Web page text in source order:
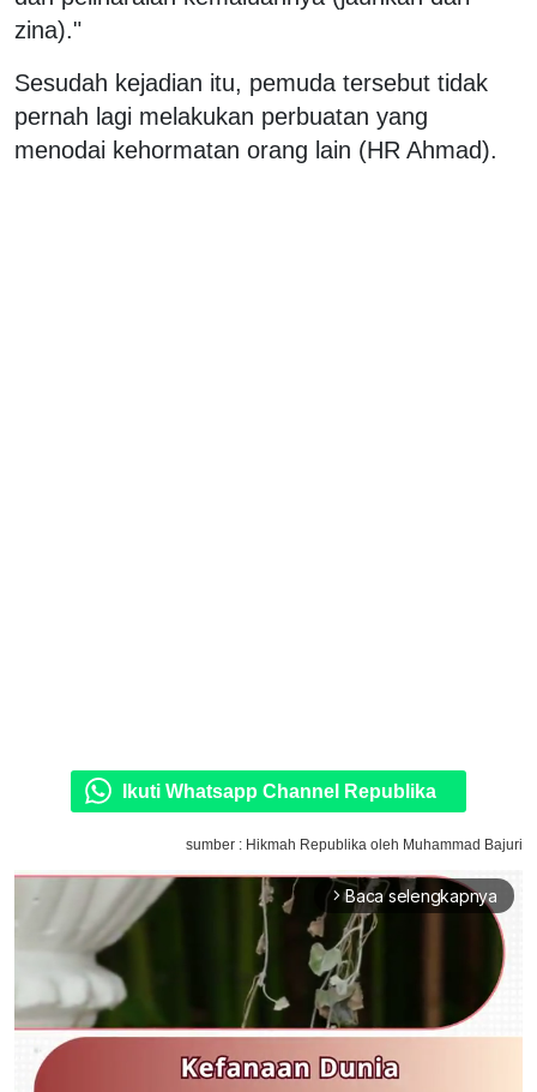
zina)."
Sesudah kejadian itu, pemuda tersebut tidak
pernah lagi melakukan perbuatan yang
menodai kehormatan orang lain (HR Ahmad).
Ikuti Whatsapp Channel Republika
sumber : Hikmah Republika oleh Muhammad Bajuri
arrow_forward_ios Baca selengkapnya